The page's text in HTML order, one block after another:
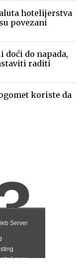
hotelijerstva
povezani
doći do napada,
raditi
koriste da